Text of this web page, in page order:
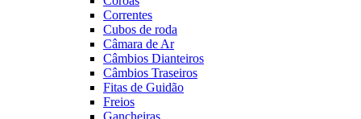
Correntes
Cubos de roda
Câmara de Ar
Câmbios Dianteiros
Câmbios Traseiros
Fitas de Guidão
Freios
Gancheiras